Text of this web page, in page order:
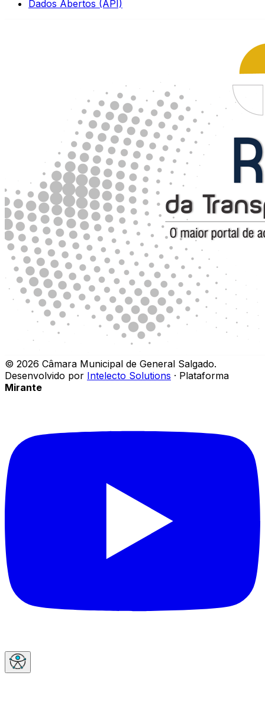
Dados Abertos (API)
© 2026 Câmara Municipal de General Salgado.
Desenvolvido por Intelecto Solutions · Plataforma
Mirante